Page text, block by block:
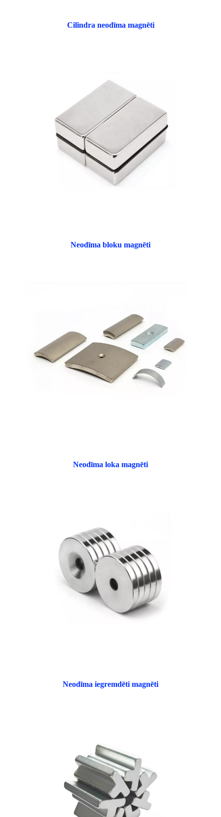
Cilindra neodīma magnēti
Neodīma bloku magnēti
Neodīma loka magnēti
Neodīma iegremdēti magnēti